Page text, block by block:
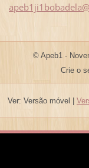
apeb1ji1 bobadela
© Apeb1 -
Crie o
Ver: Versão móvel